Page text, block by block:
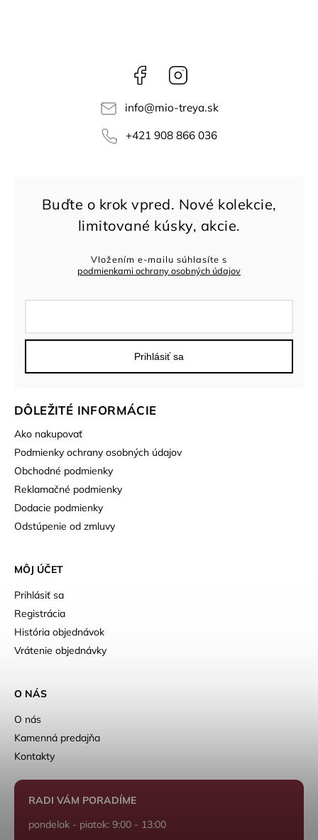
Facebook
info@mio-treya.sk
+421 908 866 036
DÔLEŽITÉ INFORMÁCIE
Ako nakupovať
Podmienky ochrany osobných údajov
Obchodné podmienky
Reklamačné podmienky
Dodacie podmienky
Odstúpenie od zmluvy
MÔJ ÚČET
Prihlásiť sa
Registrácia
História objednávok
Vrátenie objednávky
Vložením e-mailu súhlasíte s
podmienkami ochrany osobných údajov
Prihlásiť sa
O NÁS
O nás
Kamenná predajňa
Kontakty
RADI VÁM PORADÍME
pondelok - piatok: 9:00 - 13:00